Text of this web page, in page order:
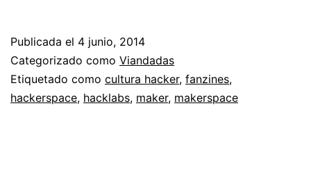
4:
Taller
Publicada el 4 junio, 2014
Categorizado como Viandadas
Etiquetado como cultura hacker, fanzines,
hackerspace, hacklabs, maker, makerspace